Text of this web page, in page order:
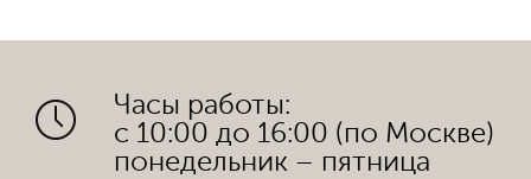
Часы работы:
с 10:00 до 16:00 (по Москве)
понедельник – пятница